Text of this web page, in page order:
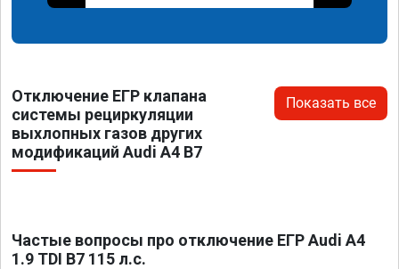
Отключение ЕГР клапана
системы рециркуляции
выхлопных газов других
модификаций Audi A4 B7
Показать все
Частые вопросы про отключение ЕГР Audi A4
1.9 TDI B7 115 л.с.